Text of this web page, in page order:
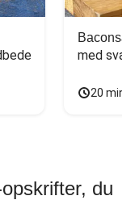
med
20
du